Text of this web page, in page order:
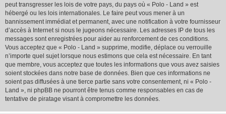
peut transgresser les lois de votre pays, du pays où « Polo - Land » est
hébergé ou les lois internationales. Le faire peut vous mener à un
bannissement immédiat et permanent, avec une notification à votre fournisseur
d’accès à Internet si nous le jugeons nécessaire. Les adresses IP de tous les
messages sont enregistrées pour aider au renforcement de ces conditions.
Vous acceptez que « Polo - Land » supprime, modifie, déplace ou verrouille
n’importe quel sujet lorsque nous estimons que cela est nécessaire. En tant
que membre, vous acceptez que toutes les informations que vous avez saisies
soient stockées dans notre base de données. Bien que ces informations ne
soient pas diffusées à une tierce partie sans votre consentement, ni « Polo -
Land », ni phpBB ne pourront être tenus comme responsables en cas de
tentative de piratage visant à compromettre les données.